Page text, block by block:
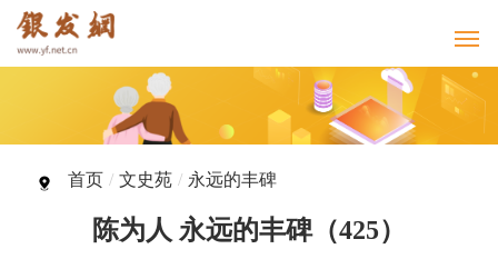
首页 / 文史苑 / 永远的丰碑
陈为人 永远的丰碑（425）